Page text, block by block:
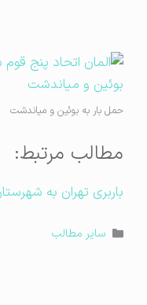
حمل بار به بوئین و میاندشت
مطالب مرتبط:
باربری تهران به شهرستان
دسته‌ها
سایر مطالب